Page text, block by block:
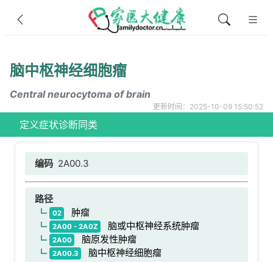
脑中枢神经细胞瘤
Central neurocytoma of brain
更新时间：2025-10-09 15:50:52
定义症状诊断同类
编码 2A00.3
路径
02 肿瘤
2A00 - 2A0Z 脑或中枢神经系统肿瘤
2A00 脑原发性肿瘤
2A00.3 脑中枢神经细胞瘤